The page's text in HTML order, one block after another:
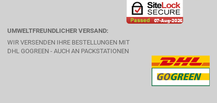
UMWELTFREUNDLICHER VERSAND:
WIR VERSENDEN IHRE BESTELLUNGEN MIT
DHL GOGREEN - AUCH AN PACKSTATIONEN